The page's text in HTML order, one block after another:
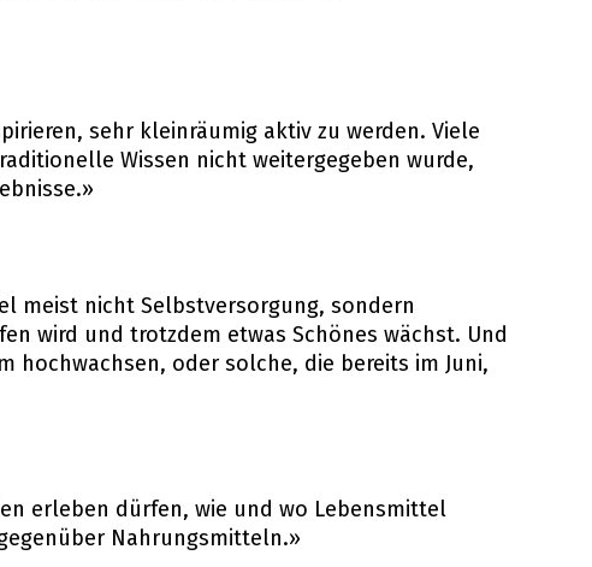
sehr kleinräumig aktiv zu werden. Viele
Wissen nicht weitergegeben wurde,
meist nicht Selbstversorgung, sondern
wird und trotzdem etwas Schönes wächst. Und
hochwachsen, oder solche, die bereits im Juni,
erleben dürfen, wie und wo Lebensmittel
Nahrungsmitteln.»